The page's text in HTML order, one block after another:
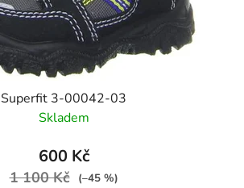
Superfit 3-00042-03
Skladem
600 Kč
1 100 Kč (–45 %)